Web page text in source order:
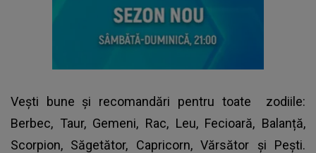
Vești bune și recomandări pentru toate zodiile:
Berbec, Taur, Gemeni, Rac, Leu, Fecioară, Balanță,
Scorpion, Săgetător, Capricorn, Vărsător și Pești.